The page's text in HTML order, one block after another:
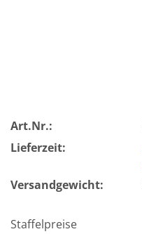
Art.Nr.:
Lieferzeit:
Versandgewicht:
Staffelpreise